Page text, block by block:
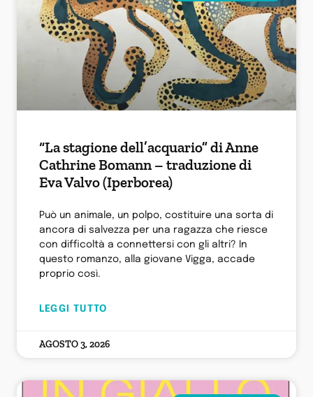
“La stagione dell’acquario” di Anne
Cathrine Bomann – traduzione di
Eva Valvo (Iperborea)
Può un animale, un polpo, costituire una sorta di
ancora di salvezza per una ragazza che riesce
con difficoltà a connettersi con gli altri? In
questo romanzo, alla giovane Vigga, accade
proprio così.
LEGGI TUTTO
AGOSTO 3, 2026